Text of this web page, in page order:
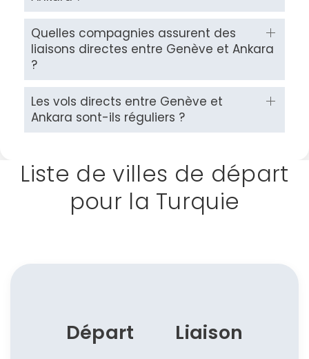
Quelles compagnies assurent des
liaisons directes entre Genève et Ankara
?
Les vols directs entre Genève et
Ankara sont-ils réguliers ?
Liste de villes de départ
pour la Turquie
Départ Liaison